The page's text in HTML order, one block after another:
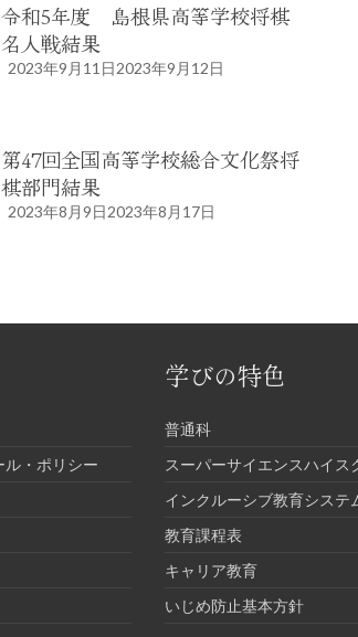
令和5年度 島根県高等学校将棋
名人戦結果
2023年9月11日2023年9月12日
第47回全国高等学校総合文化祭将
棋部門結果
2023年8月9日2023年8月17日
ル・ポリシー
学びの特色
普通科
スーパーサイエンスハイス
インクルーシブ教育システ
教育課程表
キャリア教育
いじめ防止基本方針